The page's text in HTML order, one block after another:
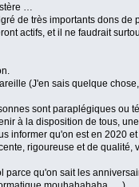
…
de très importants dons
actifs, et il ne faudrait
(J'en sais quelque
sont paraplégiques
à la disposition de tous,
informer qu'on est en 2020
rigoureuse et de qualité,
parce qu'on sait les